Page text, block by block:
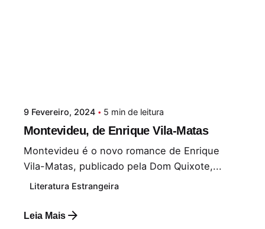
9 Fevereiro, 2024 5 min de leitura
Montevideu, de Enrique Vila-Matas
Montevideu é o novo romance de Enrique
Vila-Matas, publicado pela Dom Quixote,...
Literatura Estrangeira
Leia Mais